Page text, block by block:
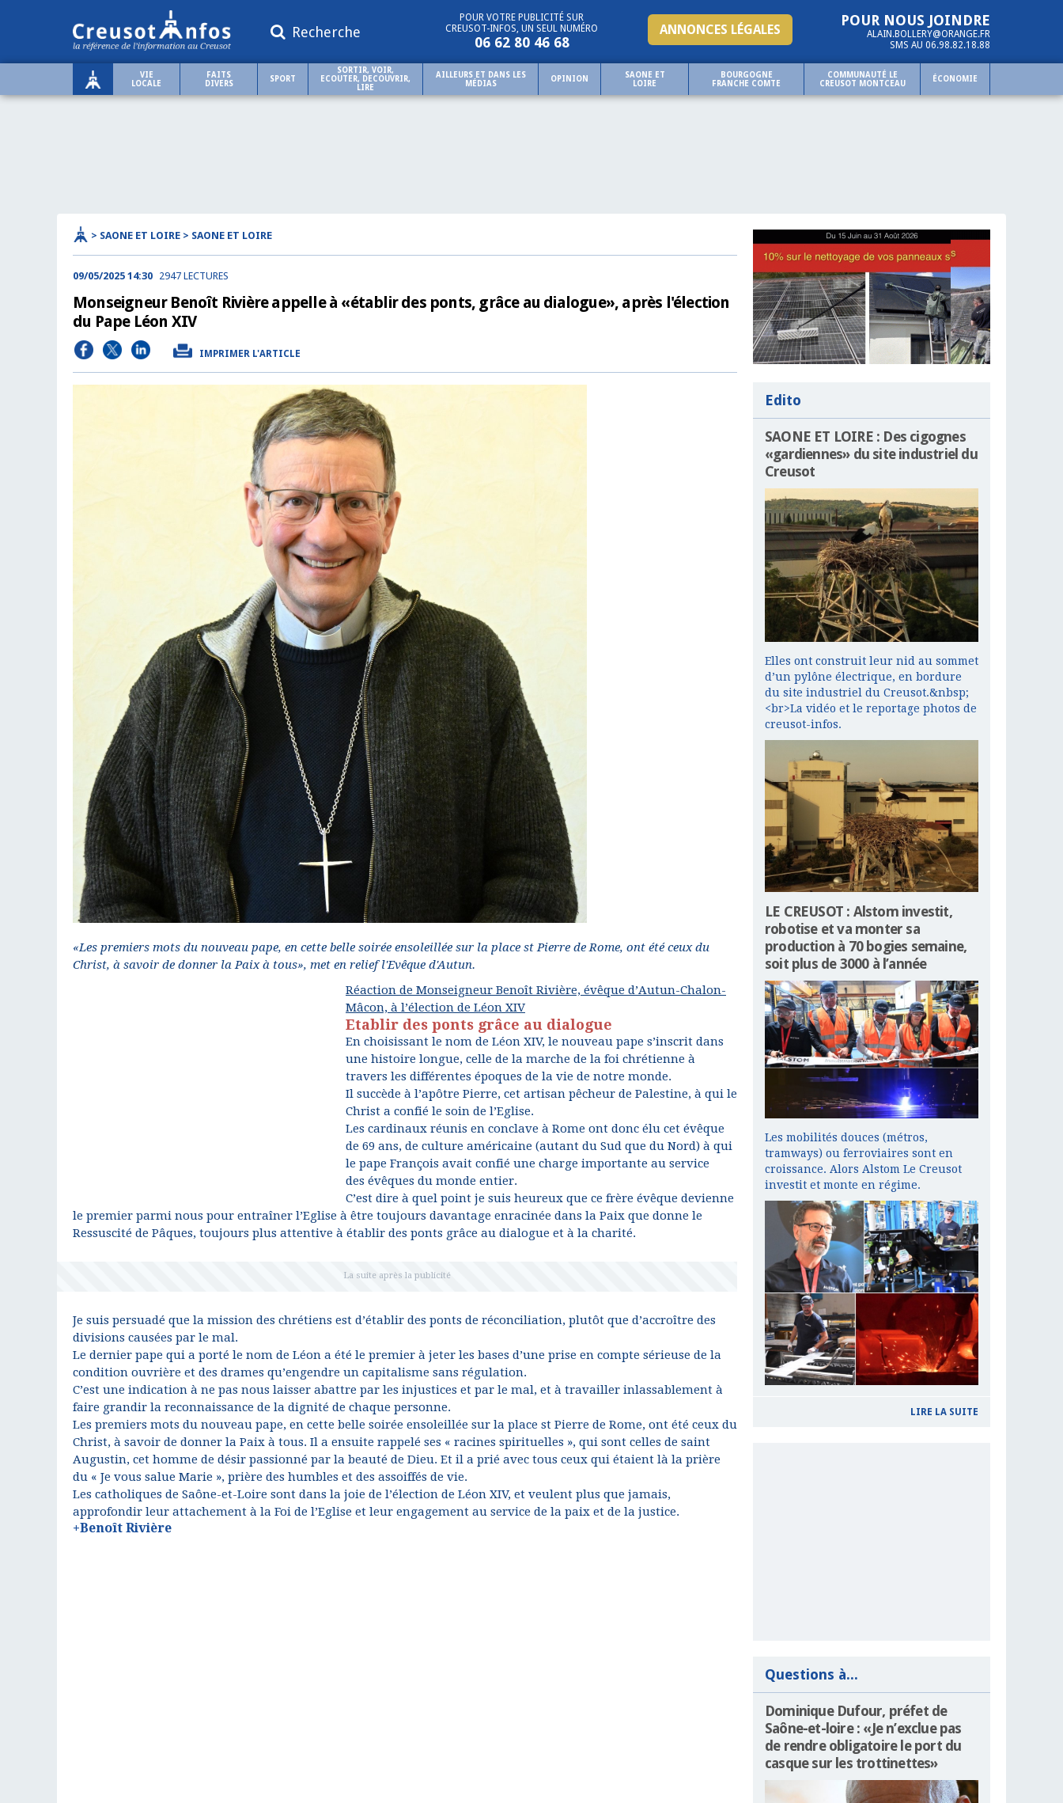
Recherche
POUR NOUS JOINDRE
ALAIN.BOLLERY@ORANGE.FR
SMS AU 06.98.82.18.88
ANNONCES LÉGALES
POUR VOTRE PUBLICITÉ SUR
CREUSOT-INFOS, UN SEUL NUMÉRO
06 62 80 46 68
VIE
LOCALE
FAITS
DIVERS
SPORT
SORTIR, VOIR,
ECOUTER, DECOUVRIR,
LIRE
AILLEURS ET DANS LES
MÉDIAS
OPINION
SAONE ET
LOIRE
BOURGOGNE
FRANCHE COMTE
COMMUNAUTÉ LE
CREUSOT MONTCEAU
ÉCONOMIE
> SAONE ET LOIRE > SAONE ET LOIRE
09/05/2025 14:30 2947 LECTURES
Monseigneur Benoît Rivière appelle à «établir des ponts, grâce au dialogue», après l'élection
du Pape Léon XIV
IMPRIMER L'ARTICLE
«Les premiers mots du nouveau pape, en cette belle soirée ensoleillée sur la place st Pierre de Rome, ont été ceux du
Christ, à savoir de donner la Paix à tous», met en relief l'Evêque d'Autun.
Réaction de Monseigneur Benoît Rivière, évêque d’Autun-Chalon-
Mâcon, à l’élection de Léon XIV
Etablir des ponts grâce au dialogue
En choisissant le nom de Léon XIV, le nouveau pape s’inscrit dans
une histoire longue, celle de la marche de la foi chrétienne à
travers les différentes époques de la vie de notre monde.
Il succède à l’apôtre Pierre, cet artisan pêcheur de Palestine, à qui le
Christ a confié le soin de l’Eglise.
Les cardinaux réunis en conclave à Rome ont donc élu cet évêque
de 69 ans, de culture américaine (autant du Sud que du Nord) à qui
le pape François avait confié une charge importante au service
des évêques du monde entier.
C’est dire à quel point je suis heureux que ce frère évêque devienne
le premier parmi nous pour entraîner l’Eglise à être toujours davantage enracinée dans la Paix que donne le
Ressuscité de Pâques, toujours plus attentive à établir des ponts grâce au dialogue et à la charité.
Je suis persuadé que la mission des chrétiens est d’établir des ponts de réconciliation, plutôt que d’accroître des
divisions causées par le mal.
Le dernier pape qui a porté le nom de Léon a été le premier à jeter les bases d’une prise en compte sérieuse de la
condition ouvrière et des drames qu’engendre un capitalisme sans régulation.
C’est une indication à ne pas nous laisser abattre par les injustices et par le mal, et à travailler inlassablement à
faire grandir la reconnaissance de la dignité de chaque personne.
Les premiers mots du nouveau pape, en cette belle soirée ensoleillée sur la place st Pierre de Rome, ont été ceux du
Christ, à savoir de donner la Paix à tous. Il a ensuite rappelé ses « racines spirituelles », qui sont celles de saint
Augustin, cet homme de désir passionné par la beauté de Dieu. Et il a prié avec tous ceux qui étaient là la prière
du « Je vous salue Marie », prière des humbles et des assoiffés de vie.
Les catholiques de Saône-et-Loire sont dans la joie de l’élection de Léon XIV, et veulent plus que jamais,
approfondir leur attachement à la Foi de l’Eglise et leur engagement au service de la paix et de la justice.
+Benoît Rivière
Edito
SAONE ET LOIRE : Des cigognes
«gardiennes» du site industriel du
Creusot
Elles ont construit leur nid au sommet
d’un pylône électrique, en bordure
du site industriel du Creusot.&nbsp;
<br>La vidéo et le reportage photos de
creusot-infos.
LE CREUSOT : Alstom investit,
robotise et va monter sa
production à 70 bogies semaine,
soit plus de 3000 à l’année
Les mobilités douces (métros,
tramways) ou ferroviaires sont en
croissance. Alors Alstom Le Creusot
investit et monte en régime.
LIRE LA SUITE
Questions à...
Dominique Dufour, préfet de
Saône-et-loire : «Je n’exclue pas
de rendre obligatoire le port du
casque sur les trottinettes»